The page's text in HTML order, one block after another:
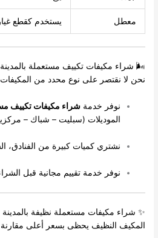
معطل يستخدم كقطع غيار
🌬️ شراء مكيفات تكييف مستعملة بالمدينة
نحن لا نقتصر على نوع محدد من
نوفر خدمةشراء مكيفات تكييف
الموديلات (سبليت – شباك –
نشتري كميات كبيرة من الفنادق،
نوفر خدمة تقييم مجانية قبل
✨ شراء مكيفات مستعملة نظيفة بالمدينة
المكيف النظيف يحظى بسعر أعلى مقارنة